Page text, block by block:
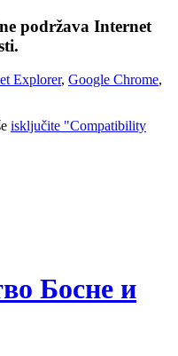
podržava Internet
Explorer, Google Chrome,
isključite "Compatibility
Босне и